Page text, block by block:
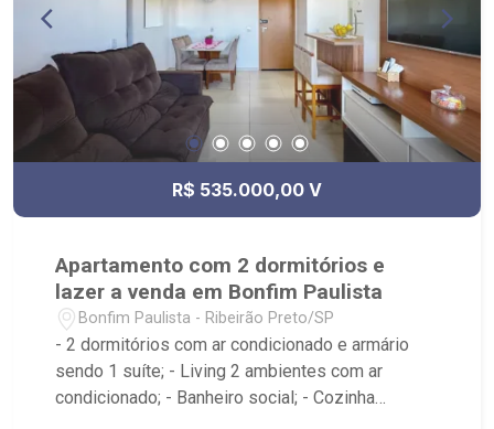
R$ 535.000,00 V
Apartamento com 2 dormitórios e
lazer a venda em Bonfim Paulista
Bonfim Paulista - Ribeirão Preto/SP
- 2 dormitórios com ar condicionado e armário
sendo 1 suíte; - Living 2 ambientes com ar
condicionado; - Banheiro social; - Cozinha